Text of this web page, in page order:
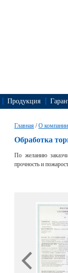
Продукция
Главная /О компании
Обработка
По желанию
прочность и